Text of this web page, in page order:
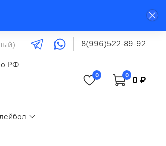
8(996)522-89-92
РФ
0 0 0 ₽